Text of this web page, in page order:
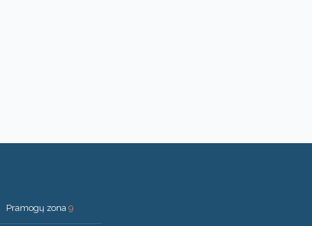
Pramogų zona 9